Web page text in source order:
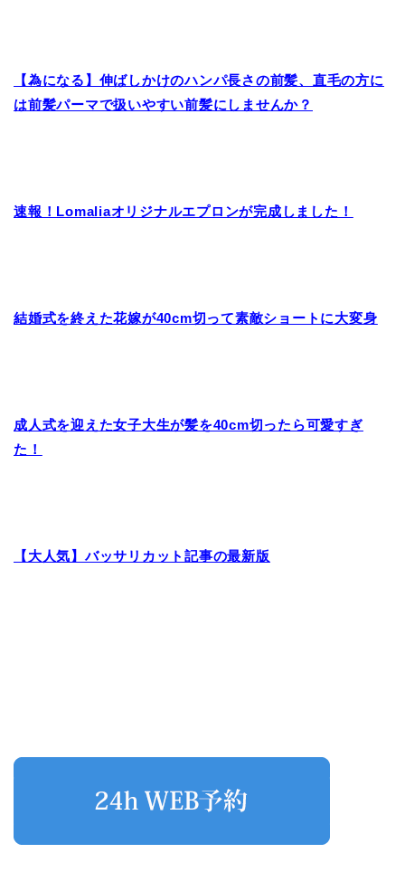
【為になる】伸ばしかけのハンパ長さの前髪、直毛の方に
は前髪パーマで扱いやすい前髪にしませんか？
速報！Lomaliaオリジナルエプロンが完成しました！
結婚式を終えた花嫁が40cm切って素敵ショートに大変身
成人式を迎えた女子大生が髪を40cm切ったら可愛すぎ
た！
【大人気】バッサリカット記事の最新版